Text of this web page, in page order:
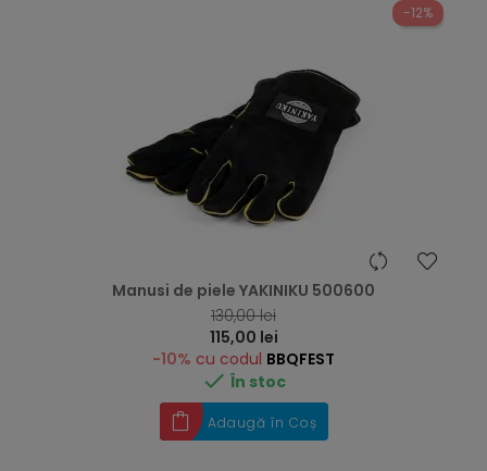
-12%
Manusi de piele YAKINIKU 500600
130,00 lei
115,00 lei
-10% cu codul BBQFEST
 În stoc
Adaugă în Coș